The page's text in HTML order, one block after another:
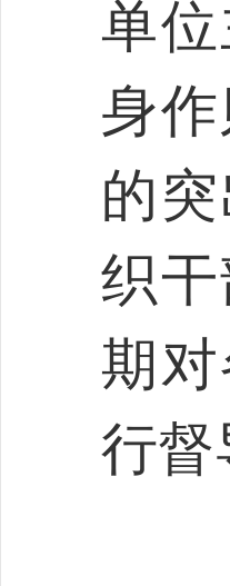
单
身
的
织
期
行督